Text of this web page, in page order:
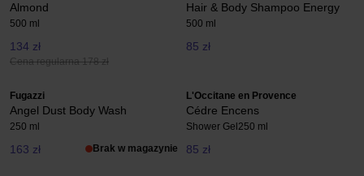
Almond
500 ml
134 zł
Cena regularna 178 zł
Hair & Body Shampoo Energy
500 ml
85 zł
Fugazzi
Angel Dust Body Wash
250 ml
163 zł Brak w magazynie
L'Occitane en Provence
Cédre Encens
Shower Gel 250 ml
85 zł